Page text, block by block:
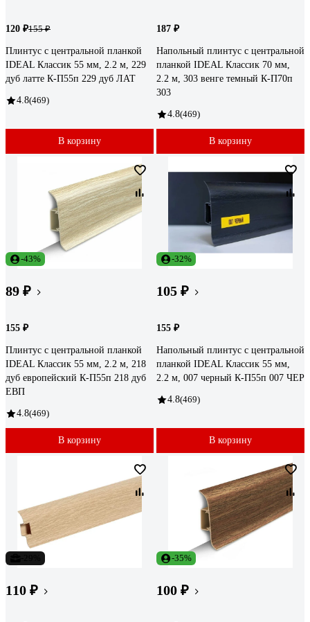
120 ₽155 ₽
Плинтус с центральной планкой
IDEAL Классик 55 мм, 2.2 м, 229
дуб латте К-П55п 229 дуб ЛАТ
4.8(469)
В корзину
187 ₽
Напольный плинтус с центральной
планкой IDEAL Классик 70 мм,
2.2 м, 303 венге темный К-П70п
303
4.8(469)
В корзину
-43%
89 ₽
155 ₽
Плинтус с центральной планкой
IDEAL Классик 55 мм, 2.2 м, 218
дуб европейский К-П55п 218 дуб
ЕВП
4.8(469)
В корзину
-32%
105 ₽
155 ₽
Напольный плинтус с центральной
планкой IDEAL Классик 55 мм,
2.2 м, 007 черный К-П55п 007 ЧЕР
4.8(469)
В корзину
110 ₽
-35%
100 ₽